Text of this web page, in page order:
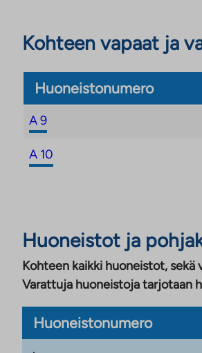
Kohteen vapaat ja
Huoneistonumero
A 9
A 10
Huoneistot ja
Kohteen kaikki huoneistot, sekä
Varattuja huoneistoja tarjotaan
Huoneistonumero